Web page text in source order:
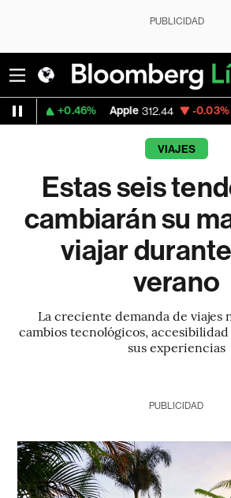
PUBLICIDAD
Apple 312.44 -0.03% USD COP
VIAJES
Estas seis
cambiarán su
viajar
verano
La creciente demanda de viajes
cambios tecnológicos,
sus experiencias
PUBLICIDAD